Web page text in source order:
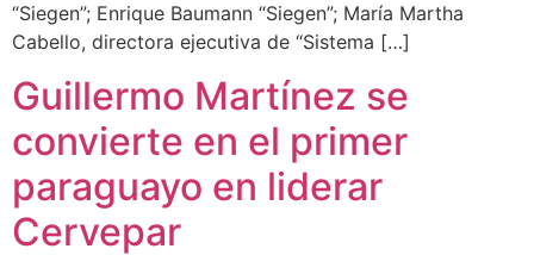
“Siegen”; Enrique Baumann “Siegen”; María Martha
Cabello, directora ejecutiva de “Sistema […]
Guillermo Martínez se
convierte en el primer
paraguayo en liderar
Cervepar